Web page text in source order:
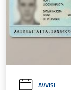
AVVISI